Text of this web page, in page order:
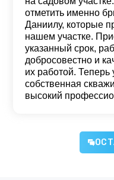
отметить именно
Даниилу, которые
нашем участке.
указанный срок,
добросовестно и
их работой. Теперь
собственная
высокий